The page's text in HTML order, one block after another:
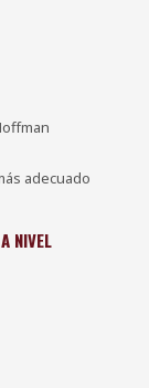
adecuado
NIVEL